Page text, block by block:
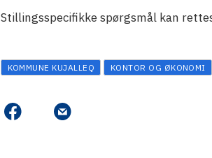
Stillingsspecifikke spørgsmål kan
KOMMUNE KUJALLEQ KONTOR OG ØKONOMI